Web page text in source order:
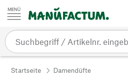
Zum Inhalt springen
Startseite Damendüfte